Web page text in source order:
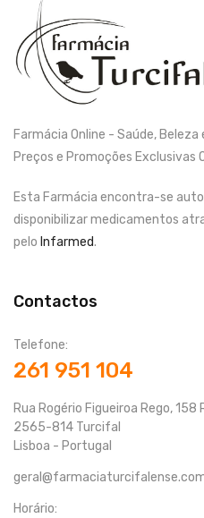
Farmácia Online - Saúde, Beleza
Preços e Promoções Exclusivas
Esta Farmácia encontra-se
disponibilizar medicamentos
pelo Infarmed.
Contactos
Telefone:
261 951 104
Rua Rogério Figueiroa Rego, 158
2565-814 Turcifal
Lisboa - Portugal
Horário: